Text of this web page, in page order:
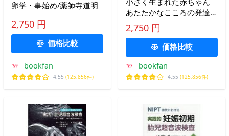
卵学・事始め/薬師寺道明
2,750 円
価格比較
bookfan
4.55 (125,856件)
あたたかなこころの発達ケ
アと育児の指針/大城昌平
2,750 円
価格比較
bookfan
4.55 (125,856件)